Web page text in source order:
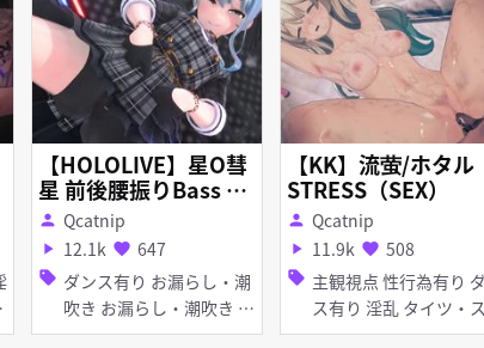
【HOLOLIVE】星O彗
星 前後腰振りBass Kn
ight
person Qcatnip
play_arrow 12.1k favorite 647
sell ダンス有り お漏らし・潮
吹き お漏らし・潮吹き ホ
ロライブ
【KK】流萤/ホタル
STRESS（SEX）
person Qcatnip
play_arrow 11.9k favorite 508
sell 主観視点 性行為有り ダン
ス有り 淫乱 タイツ・スト
ッキング バニーガール